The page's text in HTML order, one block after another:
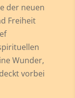
der neuen
Freiheit
Wunder,
vorbei